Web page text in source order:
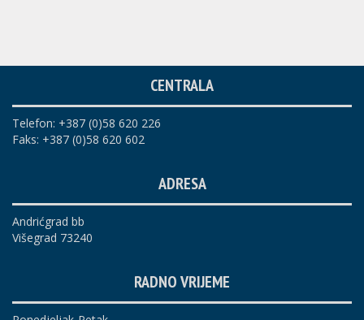
CENTRALA
Telefon: +387 (0)58 620 226
Faks: +387 (0)58 620 602
ADRESA
Andrićgrad bb
Višegrad 73240
RADNO VRIJEME